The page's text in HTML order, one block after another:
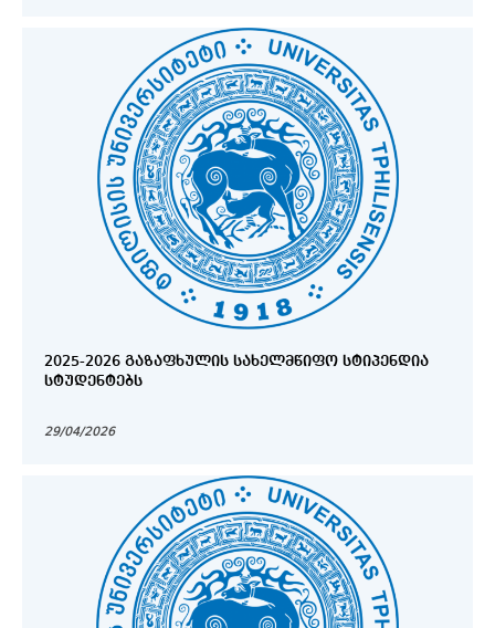
2025-2026 ᲒᲐᲖᲐᲤᲮᲣᲚᲘᲡ ᲡᲐᲮᲔᲚᲛᲬᲘᲤᲝ ᲡᲢᲘᲞᲔᲜᲓᲘᲐ
ᲡᲢᲣᲓᲔᲜᲢᲔᲑᲡ
29/04/2026